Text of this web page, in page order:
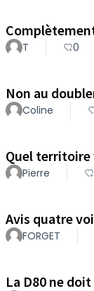
T 0
Non au
Coline
Quel territoire
Pierre
Avis quatre
FORGET
La D80 ne